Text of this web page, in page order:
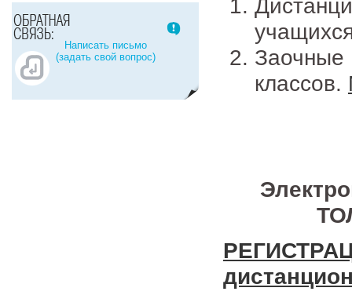
Написать письмо
(задать свой вопрос)
классов.